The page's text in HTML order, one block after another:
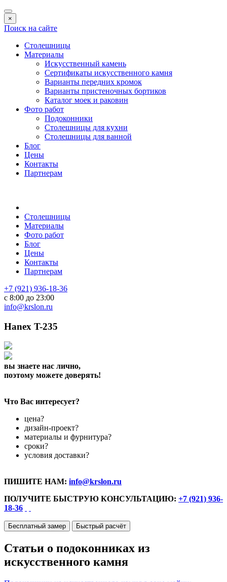
×
Поиск на сайте
Столешницы
Материалы
Искусственный камень
Сертификаты искусственного камня
Варианты передних кромок
Варианты пристеночных бортиков
Каталог моек и раковин
Фото работ
Подоконники
Столешницы для кухни
Столешницы для ванной
Блог
Цены
Контакты
Партнерам
Столешницы
Материалы
Фото работ
Блог
Цены
Контакты
Партнерам
+7 (921) 936-18-36
с 8:00 до 23:00
info@krslon.ru
Hanex T-235
вы знаете нас лично,
поэтому можете доверять!
Что Вас интересует?
цена?
дизайн-проект?
материалы и фурнитура?
сроки?
условия доставки?
ПИШИТЕ НАМ: info@krslon.ru
ПОЛУЧИТЕ БЫСТРУЮ КОНСУЛЬТАЦИЮ: +7 (921) 936-
18-36
Бесплатный замер Быстрый расчёт
Статьи о подоконниках из
искусственного камня